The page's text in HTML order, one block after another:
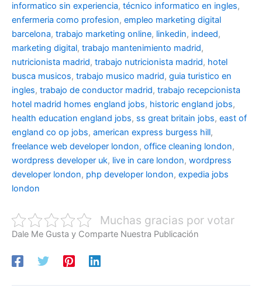
informatico sin experiencia, técnico informatico en ingles,
enfermeria como profesion, empleo marketing digital
barcelona, trabajo marketing online, linkedin, indeed,
marketing digital, trabajo mantenimiento madrid,
nutricionista madrid, trabajo nutricionista madrid, hotel
busca musicos, trabajo musico madrid, guia turistico en
ingles, trabajo de conductor madrid, trabajo recepcionista
hotel madrid homes england jobs, historic england jobs,
health education england jobs, ss great britain jobs, east of
england co op jobs, american express burgess hill,
freelance web developer london, office cleaning london,
wordpress developer uk, live in care london, wordpress
developer london, php developer london, expedia jobs
london
Muchas gracias por votar
Dale Me Gusta y Comparte Nuestra Publicación